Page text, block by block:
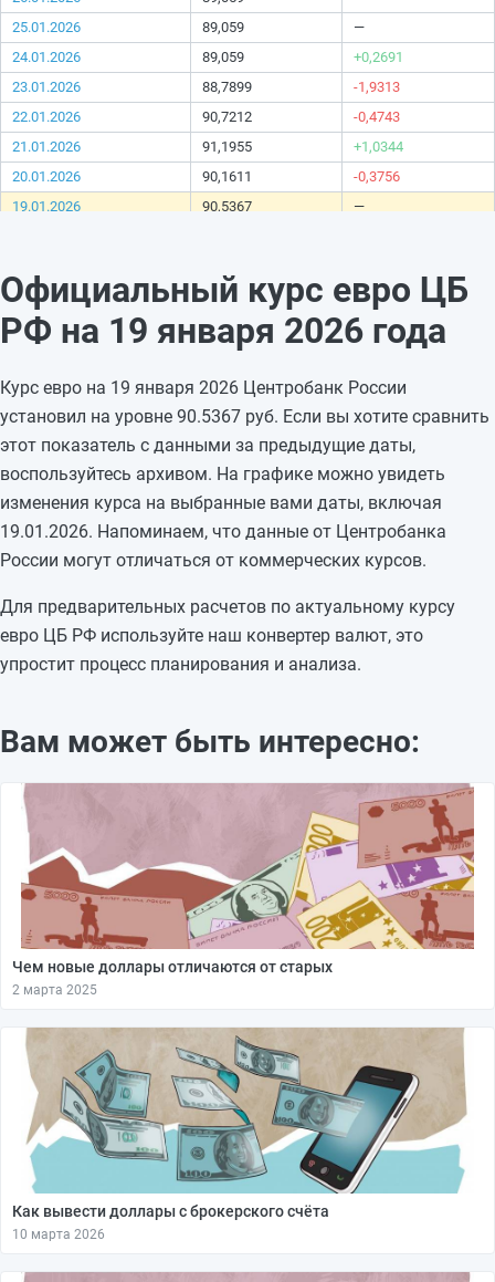
25.01.2026
89,059
—
24.01.2026
89,059
+0,2691
23.01.2026
88,7899
-1,9313
22.01.2026
90,7212
-0,4743
21.01.2026
91,1955
+1,0344
20.01.2026
90,1611
-0,3756
19.01.2026
90,5367
—
16.01.2026
91,8124
-0,3841
15.01.2026
92,1965
-0,2009
92,3974
13.01.2026
91,9669
-0,127
12.01.2026
92,0939
—
11.01.2026
92,0939
—
10.01.2026
92,0939
—
09.01.2026
92,0939
—
08.01.2026
92,0939
—
07.01.2026
92,0939
—
05.01.2026
Официальный курс евро ЦБ
РФ на 19 января 2026 года
Курс евро на 19 января 2026 Центробанк России
установил на уровне 90.5367 руб. Если вы хотите сравнить
этот показатель с данными за предыдущие даты,
воспользуйтесь архивом. На графике можно увидеть
изменения курса на выбранные вами даты, включая
19.01.2026. Напоминаем, что данные от Центробанка
России могут отличаться от коммерческих курсов.
Для предварительных расчетов по актуальному курсу
евро ЦБ РФ используйте наш конвертер валют, это
упростит процесс планирования и анализа.
Вам может быть интересно:
Чем новые доллары отличаются от старых
2 марта 2025
Как вывести доллары с брокерского счёта
10 марта 2026